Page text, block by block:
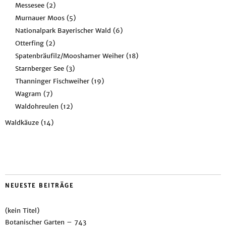
Messesee (2)
Murnauer Moos (5)
Nationalpark Bayerischer Wald (6)
Otterfing (2)
Spatenbräufilz/Mooshamer Weiher (18)
Starnberger See (3)
Thanninger Fischweiher (19)
Wagram (7)
Waldohreulen (12)
Waldkäuze (14)
NEUESTE BEITRÄGE
(kein Titel)
Botanischer Garten – 743